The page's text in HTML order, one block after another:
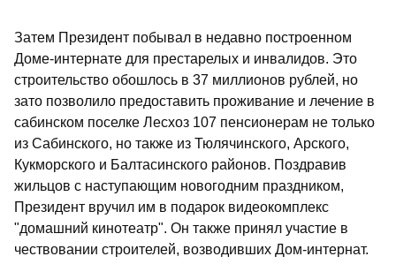
Затем Президент побывал в недавно построенном
Доме-интернате для престарелых и инвалидов. Это
строительство обошлось в 37 миллионов рублей, но
зато позволило предоставить проживание и лечение в
сабинском поселке Лесхоз 107 пенсионерам не только
из Сабинского, но также из Тюлячинского, Арского,
Кукморского и Балтасинского районов. Поздравив
жильцов с наступающим новогодним праздником,
Президент вручил им в подарок видеокомплекс
"домашний кинотеатр". Он также принял участие в
чествовании строителей, возводивших Дом-интернат.